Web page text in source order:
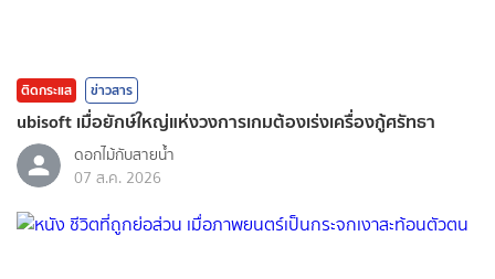
ติดกระแส ข่าวสาร
ubisoft เมื่อยักษ์ใหญ่แห่งวงการเกมต้องเร่งเครื่องกู้ศรัทธา
ดอกไม้กับสายน้ำ
07 ส.ค. 2026